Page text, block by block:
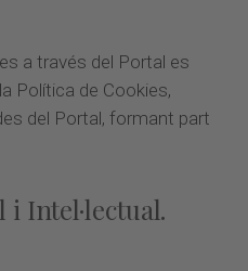
a través del Portal es
Política de Cookies,
del Portal, formant part
Intel·lectual.